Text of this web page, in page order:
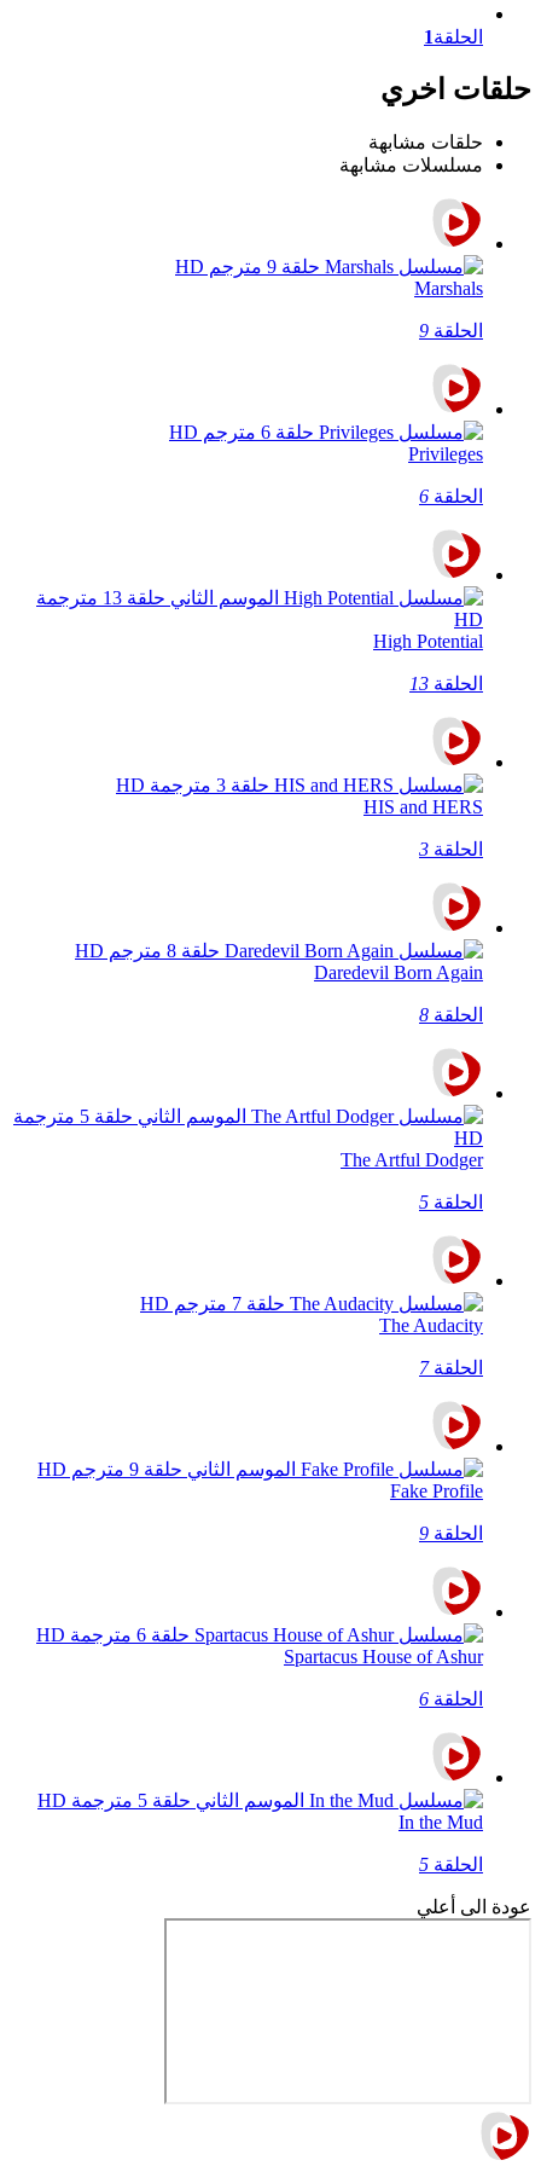
الحلقة1
حلقات اخري
حلقات مشابهة
مسلسلات مشابهة
Marshals
الحلقة 9
Privileges
الحلقة 6
High Potential
الحلقة 13
HIS and HERS
الحلقة 3
Daredevil Born Again
الحلقة 8
The Artful Dodger
الحلقة 5
The Audacity
الحلقة7
Fake Profile
الحلقة 9
Spartacus House of Ashur
الحلقة 6
In the Mud
الحلقة 5
عودة الى أعلي